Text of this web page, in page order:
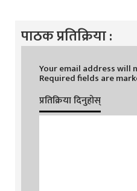
पाठक प्रतिक्रिया :
Your email address will
Required fields are
प्रतिक्रिया दिनुहोस्